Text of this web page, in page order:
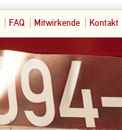
FAQ Mitwirkende Kontakt